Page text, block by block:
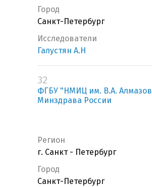
Город
Санкт-Петербург
Исследователи
Галустян А.Н
32
ФГБУ "НМИЦ им. В.А.
Минздрава России
Регион
г. Санкт - Петербург
Город
Санкт-Петербург